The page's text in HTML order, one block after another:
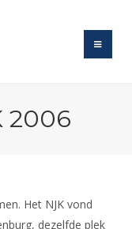
2006
Het NJK vond
dezelfde plek